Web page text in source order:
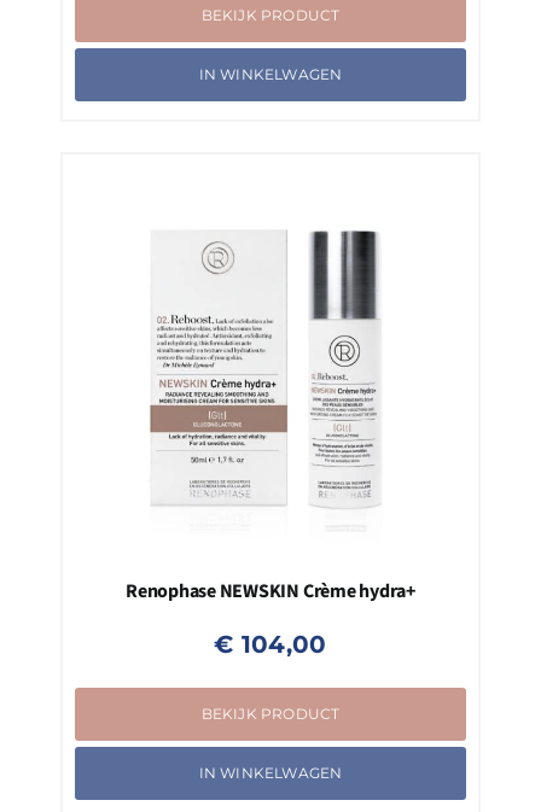
BEKIJK PRODUCT
IN WINKELWAGEN
Renophase NEWSKIN Crème hydra+
€ 104,00
BEKIJK PRODUCT
IN WINKELWAGEN